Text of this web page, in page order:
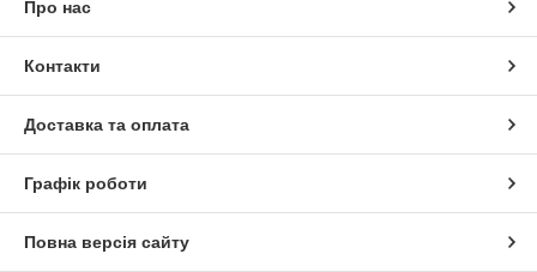
Про нас
Контакти
Доставка та оплата
Графік роботи
Повна версія сайту